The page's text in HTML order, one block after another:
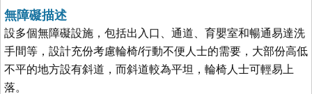
無障礙描述
設多個無障礙設施，包括出入口、通道、育嬰室和暢通易達洗
手間等，設計充份考慮輪椅/行動不便人士的需要，大部份高低
不平的地方設有斜道，而斜道較為平坦，輪椅人士可輕易上
落。